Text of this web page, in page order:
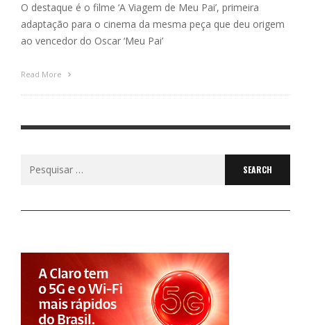
O destaque é o filme ‘A Viagem de Meu Pai’, primeira
adaptação para o cinema da mesma peça que deu origem
ao vencedor do Oscar ‘Meu Pai’
Read More